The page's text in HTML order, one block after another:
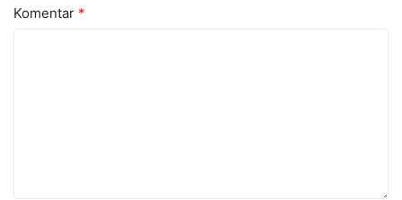
Komentar *